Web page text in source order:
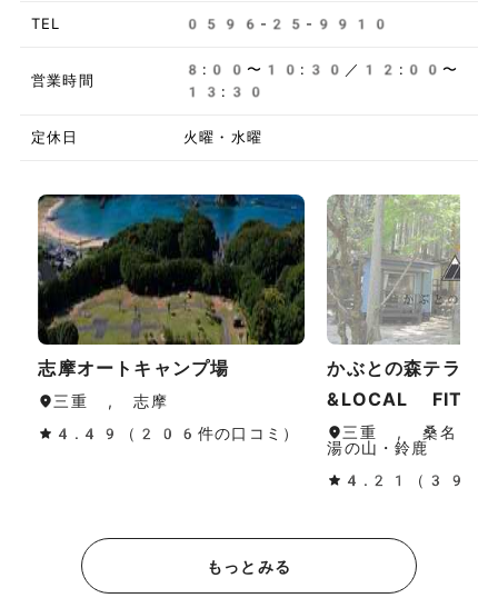
TEL 0596-25-9910
営業時間
8:00〜10:30／12:00〜
13:30
定休日 火曜・水曜
志摩オートキャンプ場
三重 , 志摩
4.49（206件の口コミ）
かぶとの森テラ
&LOCAL
三重 , 桑名・長
湯の山・鈴鹿
4.21（396件
もっとみる